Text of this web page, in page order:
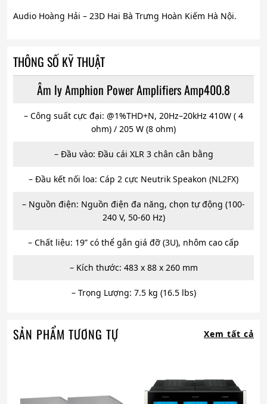
Audio Hoàng Hải – 23D Hai Bà Trưng Hoàn Kiếm Hà Nội.
THÔNG SỐ KỸ THUẬT
Âm ly Amphion Power Amplifiers Amp400.8
– Công suất cực đại: @1%THD+N, 20Hz–20kHz 410W ( 4
ohm) / 205 W (8 ohm)
– Đầu vào: Đầu cái XLR 3 chân cân bằng
– Đầu kết nối loa: Cáp 2 cực Neutrik Speakon (NL2FX)
– Nguồn điện: Nguồn điện đa năng, chọn tự động (100-
240 V, 50-60 Hz)
– Chất liệu: 19” có thể gắn giá đỡ (3U), nhôm cao cấp
– Kích thước: 483 x 88 x 260 mm
– Trọng Lượng: 7.5 kg (16.5 lbs)
SẢN PHẨM TƯƠNG TỰ Xem tất cả